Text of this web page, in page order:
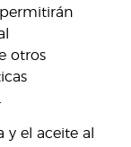
otros
y el aceite al